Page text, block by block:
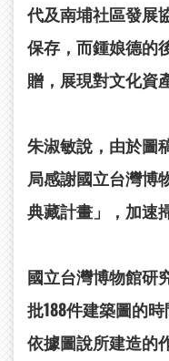
代及南埔社區發展
保存，而鍾娘德的
贈，展現對文化資
朱淑敏說，由於圖
局感謝國立台灣博
典藏計畫」，加速
國立台灣博物館研
批188件建築圖的
依據圖說所建造的